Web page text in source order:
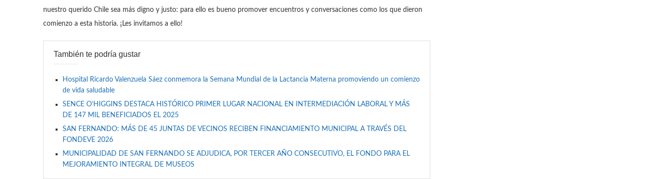
nuestro querido Chile sea más digno y justo: para ello es bueno promover encuentros y conversaciones como los que dieron
comienzo a esta historia. ¡Les invitamos a ello!
También te podría gustar
Hospital Ricardo Valenzuela Sáez conmemora la Semana Mundial de la Lactancia Materna promoviendo un comienzo
de vida saludable
SENCE O’HIGGINS DESTACA HISTÓRICO PRIMER LUGAR NACIONAL EN INTERMEDIACIÓN LABORAL Y MÁS
DE 147 MIL BENEFICIADOS EL 2025
SAN FERNANDO: MÁS DE 45 JUNTAS DE VECINOS RECIBEN FINANCIAMIENTO MUNICIPAL A TRAVÉS DEL
FONDEVE 2026
MUNICIPALIDAD DE SAN FERNANDO SE ADJUDICA, POR TERCER AÑO CONSECUTIVO, EL FONDO PARA EL
MEJORAMIENTO INTEGRAL DE MUSEOS